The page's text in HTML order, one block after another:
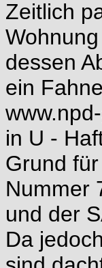
Zeitlich
dessen
ein
in U -
Grund
Nummer
und der
Da